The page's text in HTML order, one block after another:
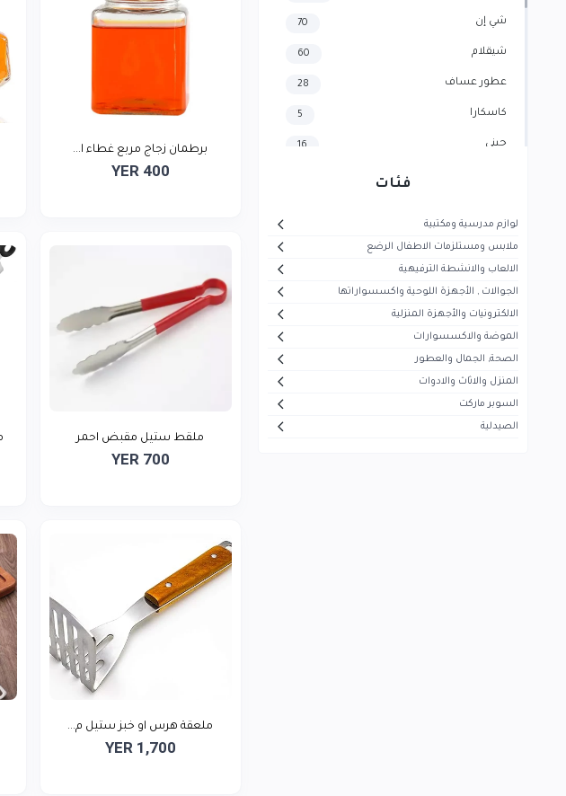
شي إن 70
شيقلام 60
عطور عساف 28
كاسكارا 5
جيني 16
هاير
ميديا
ماجستي
تيفال
سوني
فئات
لوازم مدرسية ومكتبية
ملابس ومستلزمات الاطفال الرضع
الالعاب والانشطة الترفيهية
الجوالات , الأجهزة اللوحية واكسسواراتها
الالكترونيات والأجهزة المنزلية
الموضة والاكسسوارات
الصحة, الجمال والعطور
المنزل والاثاث والادوات
السوبر ماركت
الصيدلية
برطمان زجاج مربع غطاء ا...
YER 400
ملقط ستيل مقبض احمر
YER 700
ملعقة هرس او خبز ستيل م...
YER 1,700